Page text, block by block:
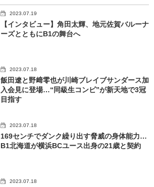
2023.07.19
【インタビュー】角田太輝、地元佐賀バルーナ
ーズとともにB1の舞台へ
2023.07.18
飯田遼と野﨑零也が川崎ブレイブサンダース加
入会見に登場…“同級生コンビ”が新天地で3冠
目指す
2023.07.18
169センチでダンク繰り出す脅威の身体能力…
B1北海道が横浜BCユース出身の21歳と契約
2023.07.18